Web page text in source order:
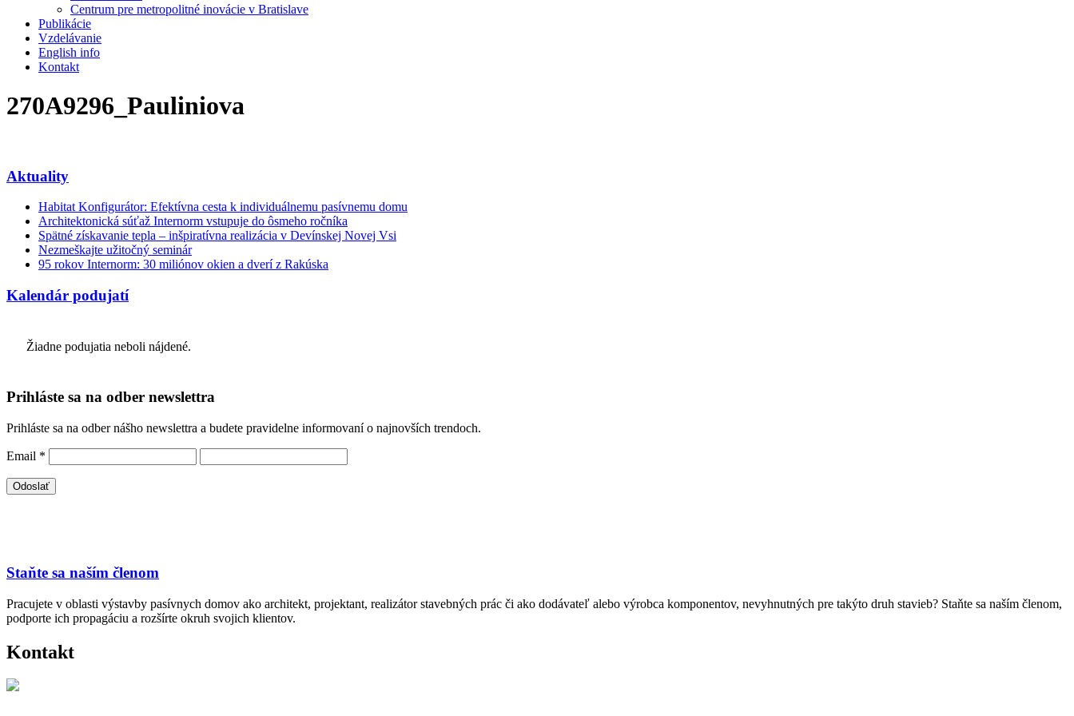
Centrum pre metropolitné inovácie v Bratislave
Publikácie
Vzdelávanie
English info
Kontakt
270A9296_Pauliniova
Aktuality
Habitat Konfigurátor: Efektívna cesta k individuálnemu pasívnemu domu
Architektonická súťaž Internorm vstupuje do ôsmeho ročníka
Spätné získavanie tepla – inšpiratívna realizácia v Devínskej Novej Vsi
Nezmeškajte užitočný seminár
95 rokov Internorm: 30 miliónov okien a dverí z Rakúska
Kalendár podujatí
Žiadne podujatia neboli nájdené.
Prihláste sa na odber newslettra
Prihláste sa na odber nášho newslettra a budete pravidelne informovaní o najnovších trendoch.
Email *
Staňte sa naším členom
Pracujete v oblasti výstavby pasívnych domov ako architekt, projektant, realizátor stavebných prác či ako dodávateľ alebo výrobca komponentov, nevyhnutných pre takýto druh stavieb? Staňte sa naším členom,
podporte ich propagáciu a rozšírte okruh svojich klientov.
Kontakt